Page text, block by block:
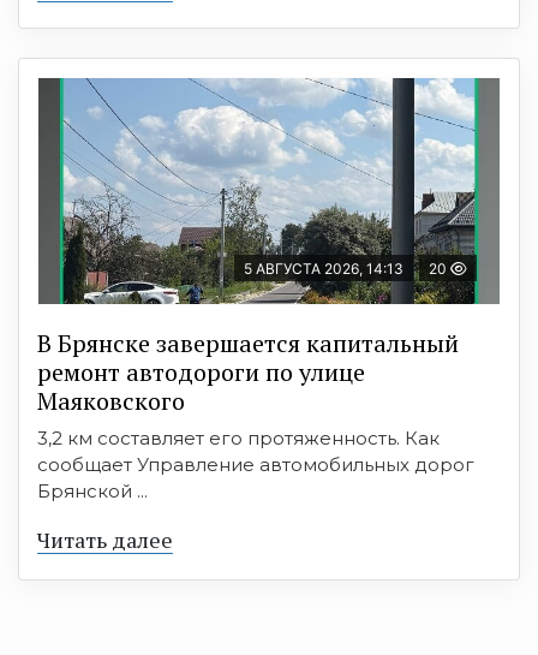
5 АВГУСТА 2026, 14:13 20
В Брянске завершается капитальный
ремонт автодороги по улице
Маяковского
3,2 км составляет его протяженность. Как
сообщает Управление автомобильных дорог
Брянской ...
Читать далее